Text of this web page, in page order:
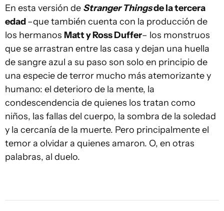
En esta versión de Stranger Thingsde la tercera
edad–que también cuenta con la producción de
los hermanos Matt y Ross Duffer– los monstruos
que se arrastran entre las casa y dejan una huella
de sangre azul a su paso son solo en principio de
una especie de terror mucho más atemorizante y
humano: el deterioro de la mente, la
condescendencia de quienes los tratan como
niños, las fallas del cuerpo, la sombra de la soledad
y la cercanía de la muerte. Pero principalmente el
temor a olvidar a quienes amaron. O, en otras
palabras, al duelo.